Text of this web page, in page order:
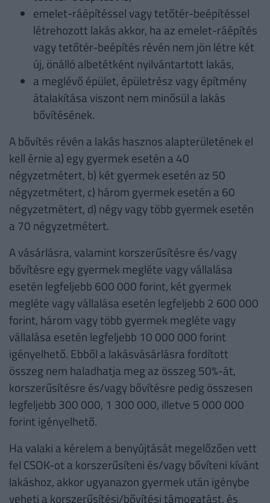
emelet-ráépítéssel vagy tetőtér-beépítéssel
létrehozott lakás akkor, ha az emelet-ráépítés
vagy tetőtér-beépítés révén nem jön létre két
új, önálló albetétként nyilvántartott lakás,
a meglévő épület, épületrész vagy építmény
átalakítása viszont nem minősül a lakás
bővítésének.
A bővítés révén a lakás hasznos alapterületének el
kell érnie a) egy gyermek esetén a 40
négyzetmétert, b) két gyermek esetén az 50
négyzetmétert, c) három gyermek esetén a 60
négyzetmétert, d) négy vagy több gyermek esetén
a 70 négyzetmétert.
A vásárlásra, valamint korszerűsítésre és/vagy
bővítésre egy gyermek megléte vagy vállalása
esetén legfeljebb 600 000 forint, két gyermek
megléte vagy vállalása esetén legfeljebb 2 600 000
forint, három vagy több gyermek megléte vagy
vállalása esetén legfeljebb 10 000 000 forint
igényelhető. Ebből a lakásvásárlásra fordított
összeg nem haladhatja meg az összeg 50%-át,
korszerűsítésre és/vagy bővítésre pedig összesen
legfeljebb 300 000, 1 300 000, illetve 5 000 000
forint igényelhető.
Ha valaki a kérelem a benyújtását megelőzően vett
fel CSOK-ot a korszerűsíteni és/vagy bővíteni kívánt
lakáshoz, akkor ugyanazon gyermek után igénybe
veheti a korszerűsítési/bővítési támogatást, és